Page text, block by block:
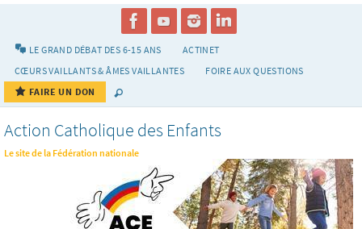
LE GRAND DÉBAT DES 6-15 ANS
ACTINET
CŒURS VAILLANTS & ÂMES VAILLANTES
FOIRE AUX QUESTIONS
FAIRE UN DON
Action Catholique des Enfants
Le site de la Fédération nationale